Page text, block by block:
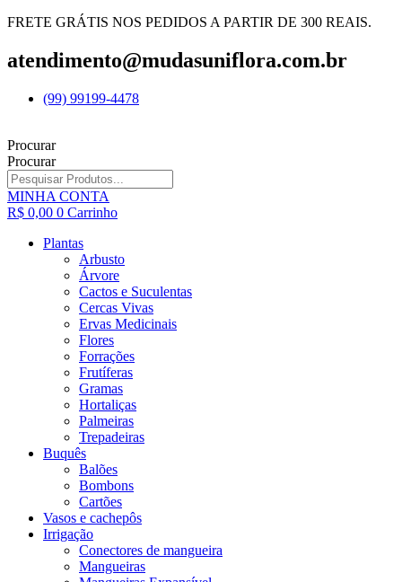
FRETE GRÁTIS NOS PEDIDOS A PARTIR DE 300 REAIS.
atendimento@mudasuniflora.com.br
(99) 99199-4478
Procurar
Procurar
MINHA CONTA
R$ 0,00 0 Carrinho
Plantas
Arbusto
Árvore
Cactos e Suculentas
Cercas Vivas
Ervas Medicinais
Flores
Forrações
Frutíferas
Gramas
Hortaliças
Palmeiras
Trepadeiras
Buquês
Balões
Bombons
Cartões
Vasos e cachepôs
Irrigação
Conectores de mangueira
Mangueiras